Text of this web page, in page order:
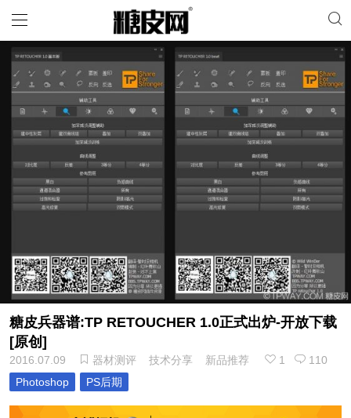
糖皮兵器谱:TP RETOUCHER 1.0正式出炉-开放下载
[原创]
2016.07.09 器材测评 技术分享 新品推荐 1
110
Photoshop
PS后期